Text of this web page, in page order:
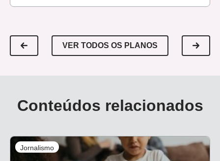
VER TODOS OS PLANOS
Conteúdos relacionados
Jornalismo